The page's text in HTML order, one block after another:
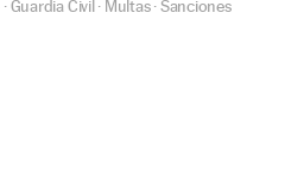
·Guardia Civil · Multas·Sanciones